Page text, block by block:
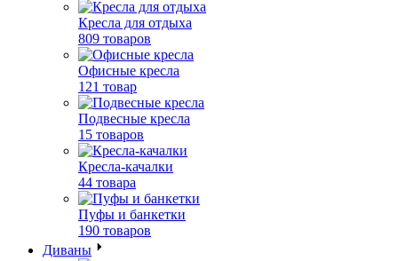
Кресла для отдыха
809 товаров
Офисные кресла
121 товар
Подвесные кресла
15 товаров
Кресла-качалки
44 товара
Пуфы и банкетки
190 товаров
Диваны